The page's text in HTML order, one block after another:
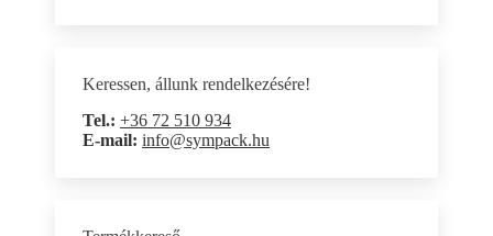
Keressen, állunk rendelkezésére!
Tel.: +36 72 510 934
E-mail: info@sympack.hu